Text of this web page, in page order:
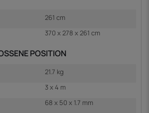
261 cm
370 x 278 x 261 cm
POSITION
21.7 kg
3 x 4 m
68 x 50 x 1.7 mm